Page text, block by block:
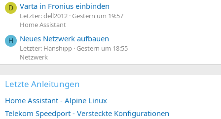
D Varta in Fronius einbinden
Letzter: dell2012 Gestern um 19:57
Home Assistant
H Neues Netzwerk aufbauen
Letzter: Hanshipp Gestern um 18:55
Netzwerk
Letzte Anleitungen
Home Assistant - Alpine Linux
Telekom Speedport - Versteckte Konfigurationen